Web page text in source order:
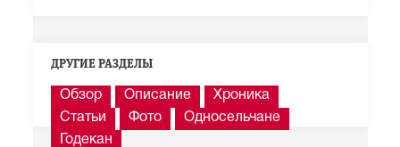
ДРУГИЕ РАЗДЕЛЫ
Обзор Описание
Хроника
Статьи
Фото
Односельчане
Годекан